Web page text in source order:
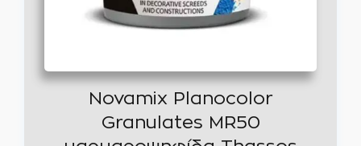
Novamix Planocolor
Granulates MR50